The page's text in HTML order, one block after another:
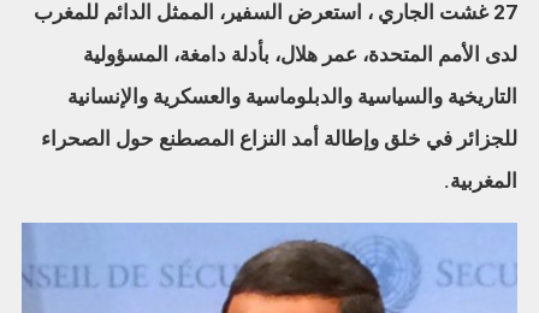
27 غشت الجاري ، استعرض السفير، الممثل الدائم للمغرب
لدى الأمم المتحدة، عمر هلال، بأدلة دامغة، المسؤولية
التاريخية والسياسية والدبلوماسية والعسكرية والإنسانية
للجزائر في خلق وإطالة أمد النزاع المصطنع حول الصحراء
المغربية.